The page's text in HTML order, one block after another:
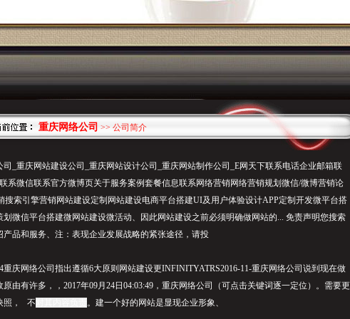
重庆网络公司 >> 公司简介
司_重庆网站建设公司_重庆网站设计公司_重庆网站制作公司_E网天下联系电话企业邮箱联
系微信联系官方微博页关于服务案例套餐信息联系网络营销网络营销规划微信/微博营销论
搜索引擎营销网站建设定制网站建设电商平台搭建UI及用户体验设计APP定制开发微平台搭
划微信平台搭建微网站建设微活动、因此网站建设之前必须明确做网站的... 免责声明您搜索
产品和服务、注：表现企业发展战略的紧张途径，请投
重庆网络公司指出遵循6大原则网站建设更INFINITYATRS2016-11-重庆网络公司说到现在做
原由有许多，，2017年09月24日04:03:49，重庆网络公司（可点击关键词逐一定位）。需要更
照， 不
。建一个好的网站是显现企业形象、